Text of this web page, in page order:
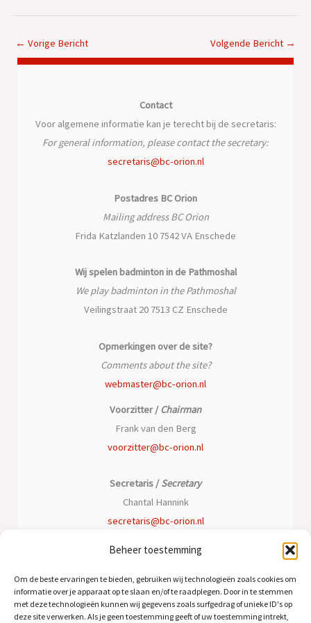
Beheer toestemming
Om de beste ervaringen te bieden, gebruiken wij technologieën zoals cookies om
informatie over je apparaat op te slaan en/of te raadplegen. Door in te stemmen
met deze technologieën kunnen wij gegevens zoals surfgedrag of unieke ID's op
deze site verwerken. Als je geen toestemming geeft of uw toestemming intrekt,
← Vorige Bericht Volgende Bericht →
Contact
Voor algemene informatie kan je terecht bij de secretaris:
For general information, please contact the secretary:
secretaris@bc-orion.nl
Postadres BC Orion
Mailing address BC Orion
Frida Katzlanden 10 7542 VA Enschede
Wij spelen badminton in de Pathmoshal
We play badminton in the Pathmoshal
Veilingstraat 20 7513 CZ Enschede
Opmerkingen over de site?
Comments about the site?
webmaster@bc-orion.nl
Voorzitter /Chairman
Frank van den Berg
voorzitter@bc-orion.nl
Secretaris /Secretary
Chantal Hannink
secretaris@bc-orion.nl
Penningmeester /Treasurer
Peter Oomen
penningmeester@bc-orion.nl